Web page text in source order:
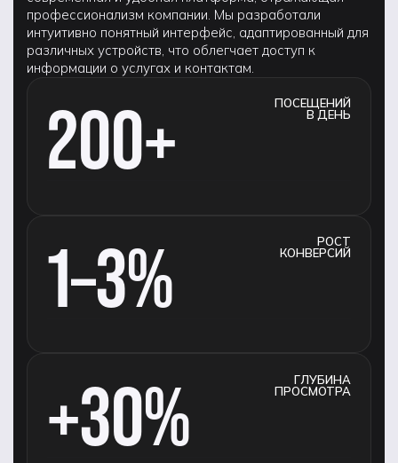
профессионализм компании. Мы разработали
интуитивно понятный интерфейс, адаптированный для
различных устройств, что облегчает доступ к
информации о услугах и контактам.
200+
ПОСЕЩЕНИЙ
В ДЕНЬ
1–3%
РОСТ
КОНВЕРСИЙ
+30%
ГЛУБИНА
ПРОСМОТРА